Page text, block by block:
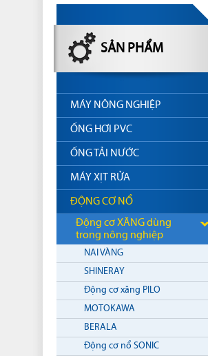
SẢN PHẨM
MÁY NÔNG NGHIỆP
ỐNG HƠI PVC
ỐNG TẢI NƯỚC
MÁY XỊT RỬA
ĐỘNG CƠ NỔ
Động cơ XĂNG dùng
trong nông nghiệp
NAI VÀNG
SHINERAY
Động cơ xăng PILO
MOTOKAWA
BERALA
Động cơ nổ SONIC